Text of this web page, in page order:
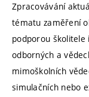
Zpracovávání
tématu zaměření
podporou školitele
odborných a
mimoškolních
simulačních nebo